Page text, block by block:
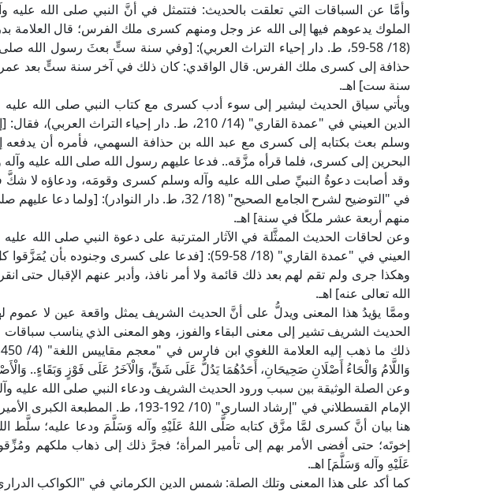
وأمَّا عن السباقات التي تعلقت بالحديث: فتتمثل في أنَّ النبي صلى الله
الملوك يدعوهم فيها إلى الله عز وجل ومنهم كسرى ملك الفرس؛ قال العلامة
(18/ 58-59، ط. دار إحياء التراث العربي): [وفي سنة ستٍّ بعثَ رسول الله
حذافة إلى كسرى ملك الفرس. قال الواقدي: كان ذلك في آخر سنة ستٍّ بعد
سنة ست] اهـ.
ويأتي سياق الحديث ليشير إلى سوء أدب كسرى مع كتاب النبي صلى الله عليه
الدين العيني في "عمدة القاري" (14/ 210، ط. دار إحياء
وسلم بعث بكتابه إلى كسرى مع عبد الله بن حذافة السهمي، فأمره أن
البحرين إلى كسرى، فلما قرأه مزَّقه.. فدعا عليهم رسول الله صلى الله عليه
وقد أصابت دعوةُ النبيِّ صلى الله عليه وآله وسلم كسرى وقومَه، ودعاؤه لا شكَّ
في "التوضيح لشرح الجامع الصحيح" (18/ 32، ط. دار
منهم أربعة عشر ملكًا في سنة] اهـ.
وعن لحاقات الحديث الممثَّلة في الآثار المترتبة على دعوة النبي صلى الله عليه
العيني في "عمدة القاري" (18/ 58-59): [فدعا على كسرى
وهكذا جرى ولم تقم لهم بعد ذلك قائمة ولا أمر نافذ، وأدبر عنهم الإقبال حتى
الله تعالى عنه] اهـ.
وممَّا يؤيدُ هذا المعنى ويدلُّ على أنَّ الحديث الشريف يمثل واقعة عين لا عموم
الحديث الشريف تشير إلى معنى البقاء والفوز، وهو المعنى الذي يناسب
وَاللَّامُ وَالْحَاءُ أَصْلَانِ صَحِيحَانِ، أَحَدُهُمَا يَدُلُّ عَلَى شَقٍّ، وَالْآخَرُ عَلَى فَوْزٍ وَبَقَاءٍ.. وَالْأَصْلُ
وعن الصلة الوثيقة بين سبب ورود الحديث الشريف ودعاء النبي صلى الله
الإمام القسطلاني في "إرشاد الساري" (10/ 192-
هنا بيان أنَّ كسرى لمَّا مزَّق كتابه صَلَّى اللهُ عَلَيْهِ وآله وَسَلَّمَ ودعا عليه؛ سلَّط
إخوتَه؛ حتى أفضى الأمر بهم إلى تأمير المرأة؛ فجرَّ ذلك إلى ذهاب ملكهم
عَلَيْهِ وآله وَسَلَّمَ] اهـ.